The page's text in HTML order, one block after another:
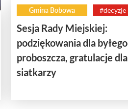
Gmina Bobowa #decyzje
Sesja Rady Miejskiej:
podziękowania dla byłego
proboszcza, gratulacje dla
siatkarzy